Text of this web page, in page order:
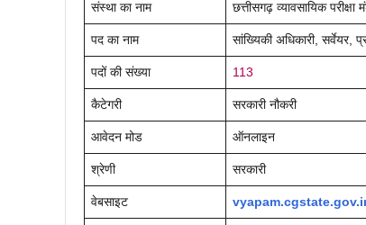
संस्था का नाम छत्तीसगढ़ व्यावसायिक परीक्षा
पद का नाम सांख्यिकी अधिकारी,
पदों की संख्या 113
कैटेगरी सरकारी नौकरी
आवेदन मोड ऑनलाइन
श्रेणी सरकारी
वेबसाइट